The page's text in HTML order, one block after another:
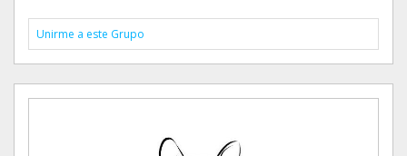
Unirme a este Grupo